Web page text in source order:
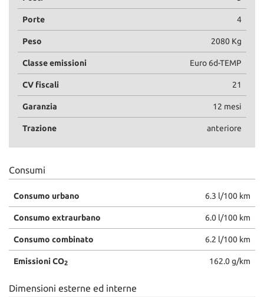
Porte 4
Peso 2080 Kg
Classe emissioni Euro 6d-TEMP
CV fiscali 21
Garanzia 12 mesi
Trazione anteriore
Consumi
Consumo urbano 6.3 l/100 km
Consumo extraurbano 6.0 l/100 km
Consumo combinato 6.2 l/100 km
Emissioni CO2 162.0 g/km
Dimensioni esterne ed interne